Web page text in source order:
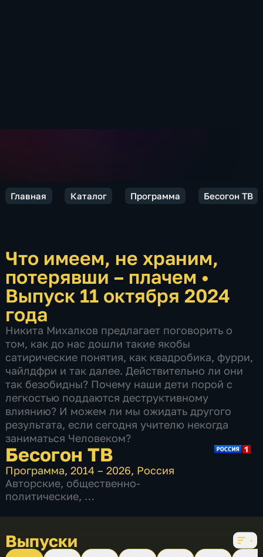
Главная Каталог Программа Бесогон ТВ
Что имеем, не храним,
потерявши – плачем •
Выпуск 11 октября 2024
года
Никита Михалков предлагает поговорить о
том, как до нас дошли такие якобы
сатирические понятия, как квадробика, фурри,
чайлдфри и так далее. Действительно ли они
так безобидны? Почему наши дети порой с
легкостью поддаются деструктивному
влиянию? И можем ли мы ожидать другого
результата, если сегодня учителю некогда
заниматься Человеком?
Бесогон ТВ
Программа,2014 – 2026, Россия
Авторские, общественно-
политические,
Выпуски